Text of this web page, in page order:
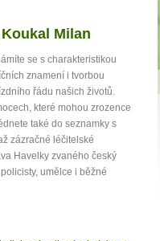
Milan
se s charakteristikou
znamení i tvorbou
řádu našich životů.
které mohou zrozence
také do seznamky s
zázračné léčitelské
Havelky zvaného český
umělce i běžné